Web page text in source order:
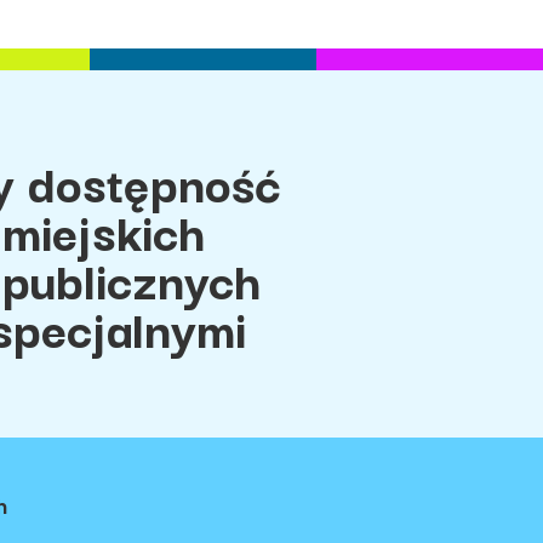
dostępność